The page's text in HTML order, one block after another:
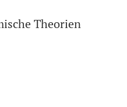
Theorien